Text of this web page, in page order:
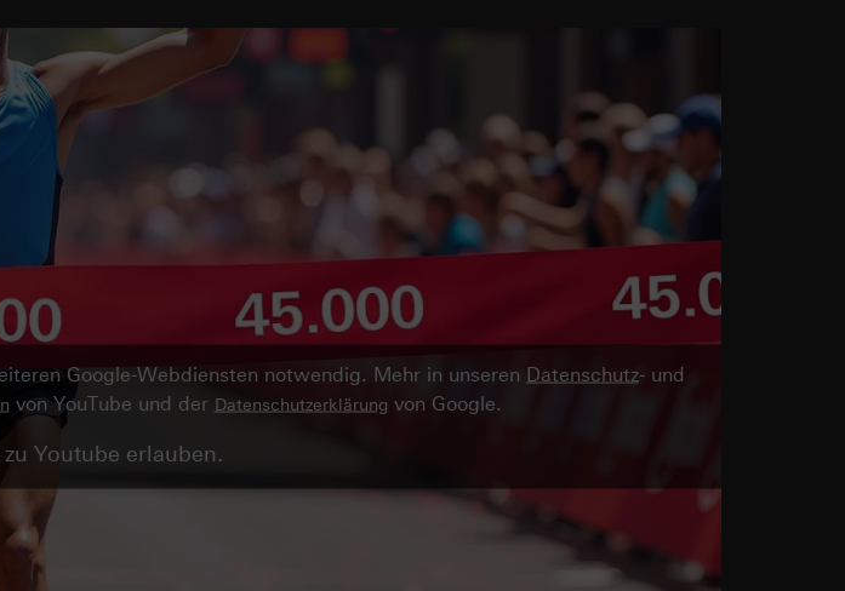
Google-Webdiensten notwendig. Mehr in unseren Datenschutz- und
von YouTube und der Datenschutzerklärung von Google.
Youtube erlauben.